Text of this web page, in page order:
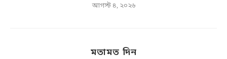
আগস্ট ৪, ২০২৬
মতামত দিন